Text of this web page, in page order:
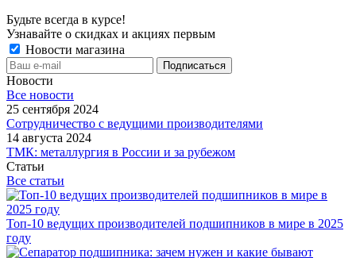
Будьте всегда в курсе!
Узнавайте о скидках и акциях первым
Новости магазина
Новости
Все новости
25 сентября 2024
Сотрудничество с ведущими производителями
14 августа 2024
ТМК: металлургия в России и за рубежом
Статьи
Все статьи
Топ-10 ведущих производителей подшипников в мире в 2025
году